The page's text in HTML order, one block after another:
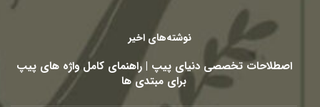
نوشته‌های اخیر
اصطلاحات تخصصی دنیای پیپ | راهنمای کامل واژه های پیپ
برای مبتدی ها